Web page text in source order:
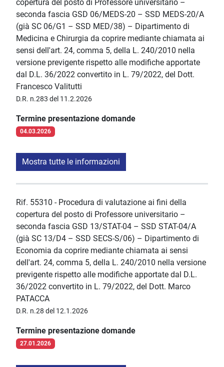
copertura del posto di Professore universitario –
seconda fascia GSD 06/MEDS-20 – SSD MEDS-20/A
(già SC 06/G1 – SSD MED/38) – Dipartimento di
Medicina e Chirurgia da coprire mediante chiamata ai
sensi dell'art. 24, comma 5, della L. 240/2010 nella
versione previgente rispetto alle modifiche apportate
dal D.L. 36/2022 convertito in L. 79/2022, del Dott.
Francesco Valitutti
D.R. n.283 del 11.2.2026
Termine presentazione domande
04.03.2026
Mostra tutte le informazioni
Rif. 55310 - Procedura di valutazione ai fini della
copertura del posto di Professore universitario –
seconda fascia GSD 13/STAT-04 – SSD STAT-04/A
(già SC 13/D4 – SSD SECS-S/06) – Dipartimento di
Economia da coprire mediante chiamata ai sensi
dell'art. 24, comma 5, della L. 240/2010 nella versione
previgente rispetto alle modifiche apportate dal D.L.
36/2022 convertito in L. 79/2022, del Dott. Marco
PATACCA
D.R. n.28 del 12.1.2026
Termine presentazione domande
27.01.2026